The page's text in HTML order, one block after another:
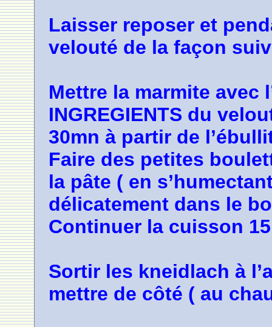
Laisser reposer et
velouté de la façon
Mettre la marmite avec
INGREGIENTS du
30mn à partir de
Faire des petites
la pâte ( en
délicatement dans le
Continuer la cuisson
Sortir les kneidlach à
mettre de côté ( au